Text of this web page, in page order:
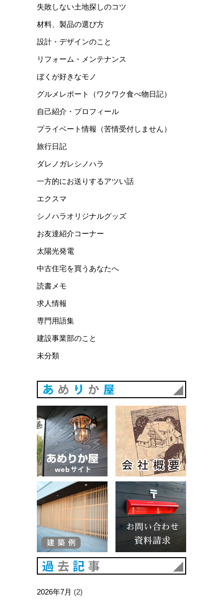
失敗しない土地探しのコツ
材料、製品の選び方
設計・デザインのこと
リフォーム・メンテナンス
ぼくが好きなモノ
グルメレポート（ワクワク食べ物日記）
自己紹介・プロフィール
プライベート情報（苦情受付しません）
旅行日記
ダレノガレシノハラ
一方的にお送りするアツい話
エクスマ
シノハラオリジナルグッズ
お友達紹介コーナー
太陽光発電
中古住宅を買うあなたへ
読書メモ
求人情報
専門用語集
建設事業部のこと
未分類
あめりか屋WEBサイト
2026年7月 (2)